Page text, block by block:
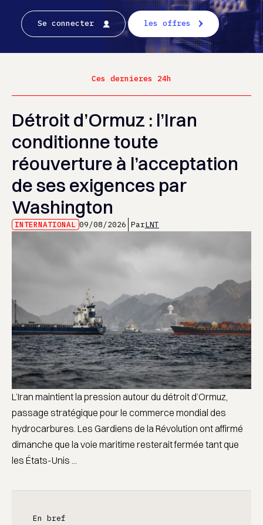
Se connecter les offres
Ces dernieres 24h
Détroit d’Ormuz : l’Iran
conditionne toute
réouverture à l’acceptation
de ses exigences par
Washington
INTERNATIONAL 09/08/2026 ParLNT
L’Iran maintient la pression autour du détroit d’Ormuz,
passage stratégique pour le commerce mondial des
hydrocarbures. Les Gardiens de la Révolution ont affirmé
dimanche que la voie maritime resterait fermée tant que
les États-Unis ...
En bref